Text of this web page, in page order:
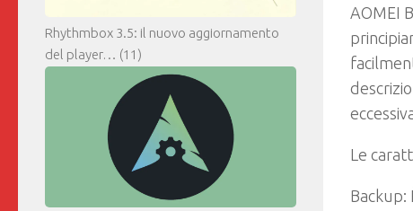
AOMEI
Le
Backup:
Rhythmbox 3.5: il nuovo aggiornamento
del player… (11)